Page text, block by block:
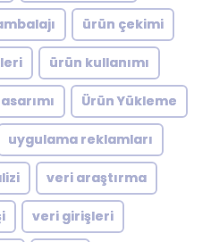
ürün çekimi
ürün kullanımı
Ürün Yükleme
uygulama reklamları
veri araştırma
veri girişleri